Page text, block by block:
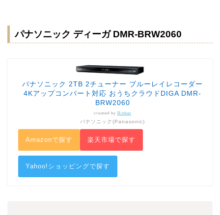
パナソニック ディーガ DMR-BRW2060
パナソニック 2TB 2チューナー ブルーレイレコーダー
4Kアップコンバート対応 おうちクラウドDIGA DMR-
BRW2060
created by Rinker
パナソニック(Panasonic)
Amazonで探す 楽天市場で探す
Yahoo!ショッピングで探す